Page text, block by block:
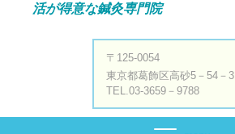
活が得意な鍼灸専門院
〒125-0054
東京都葛飾区高砂5－54－3
TEL.03-3659－9788